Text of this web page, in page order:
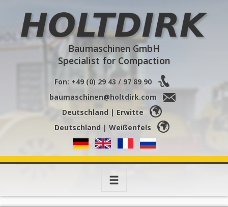
Baumaschinen GmbH
Specialist for Compaction
Fon: +49 (0) 29 43 / 97 89 90
baumaschinen@holtdirk.com
Deutschland | Erwitte
Deutschland | Weißenfels
Toggle
navigation